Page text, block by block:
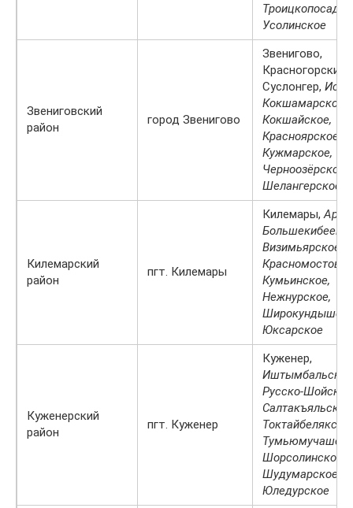
Усолинское
Звениговский
район
город Звенигово
Звенигово,
Красногорский,
Суслонгер,
Кокшамарское,
Кокшайское,
Красноярское,
Кужмарское,
Черноозёрское,
Шелангерское
Килемарский
район
пгт. Килемары
Килемары,
Визимьярское,
Кумьинское,
Нежнурское,
Юксарское
Куженерский
район
пгт. Куженер
Куженер,
Русско-
Салтакъяльское,
Шорсолинское,
Шудумарское,
Юледурское